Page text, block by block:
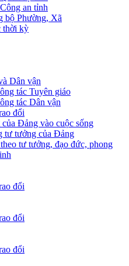
an tỉnh
bộ Phường, Xã
thời kỳ
Dân vận
tác Tuyên giáo
tác Dân vận
đổi
Đảng vào cuộc sống
tư tưởng của Đảng
tư tưởng, đạo đức, phong
đổi
đổi
đổi